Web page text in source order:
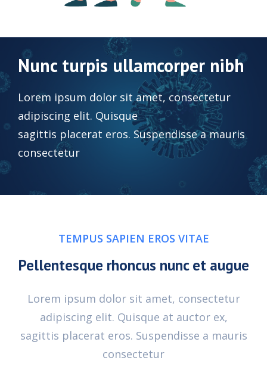
Nunc turpis ullamcorper nibh
Lorem ipsum dolor sit amet, consectetur
adipiscing elit. Quisque
sagittis placerat eros. Suspendisse a mauris
consectetur
TEMPUS SAPIEN EROS VITAE
Pellentesque rhoncus nunc et augue
Lorem ipsum dolor sit amet, consectetur
adipiscing elit. Quisque at auctor ex,
sagittis placerat eros. Suspendisse a mauris
consectetur